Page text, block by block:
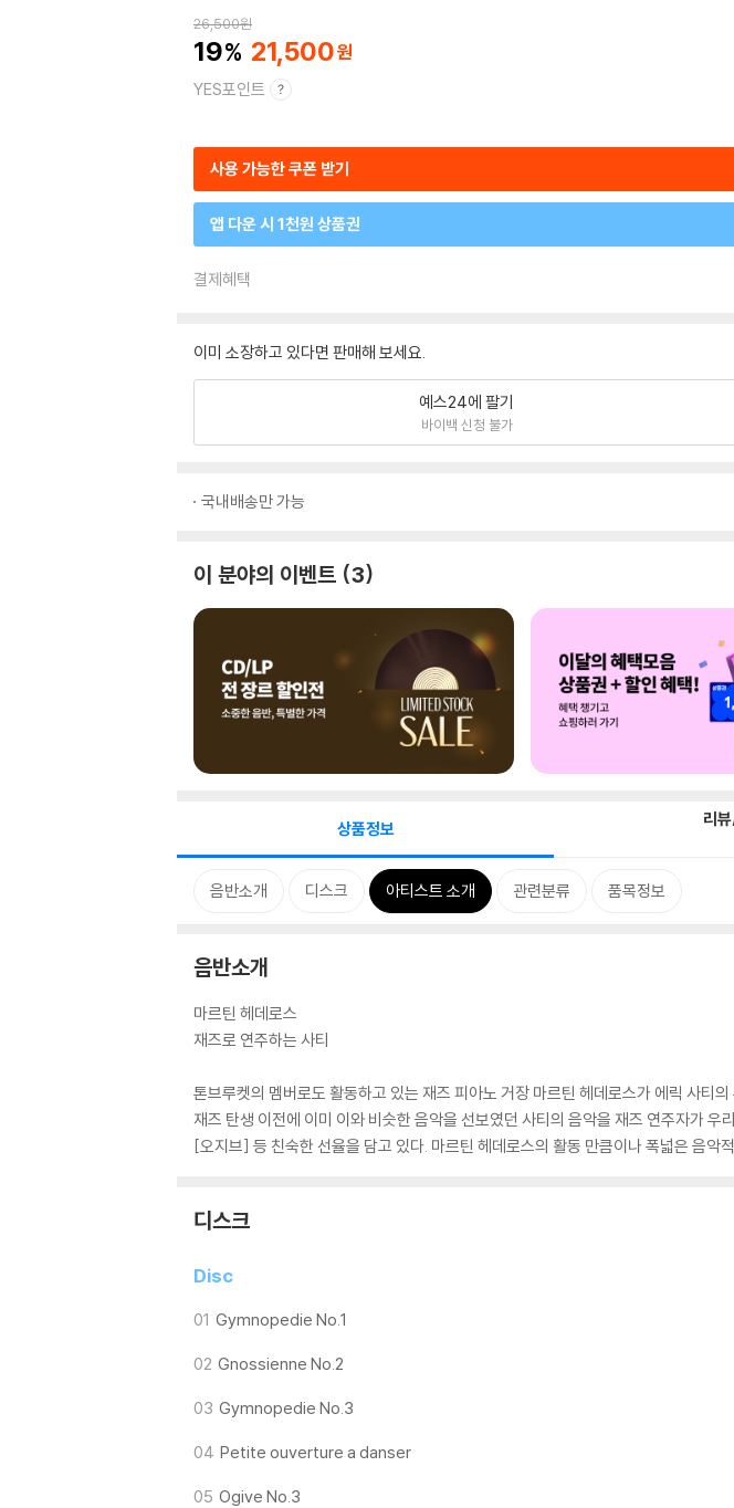
26,500원
19 21,500
YES포인트
사용 가능한 쿠폰 받기
앱 다운 시 1천원 상품권
결제혜택
이미 소장하고 있다면 판매해 보세요.
예스24에 팔기
바이백 신청 불가
국내배송만 가능
이 분야의 이벤트 3
상품정보 리
음반소개 디스크 아티스트 소개 관련분류 품목정보
음반소개
마르틴 헤데로스
재즈로 연주하는 사티
톤브루켓의 멤버로도 활동하고 있는 재즈 피아노 거장 마르틴 헤데로스가 에릭 사티
재즈 탄생 이전에 이미 이와 비슷한 음악을 선보였던 사티의 음악을 재즈 연주자가
[오지브] 등 친숙한 선율을 담고 있다. 마르틴 헤데로스의 활동 만큼이나 폭넓은 음
디스크
Disc
01 Gymnopedie No.1
02 Gnossienne No.2
03 Gymnopedie No.3
04 Petite ouverture a danser
05 Ogive No.3